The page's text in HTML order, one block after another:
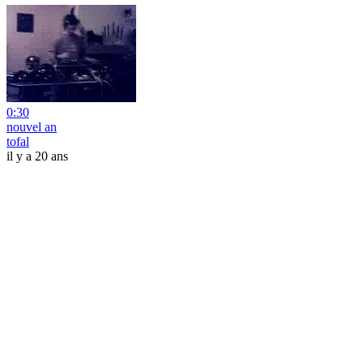
0:30
nouvel an
tofal
il y a 20 ans